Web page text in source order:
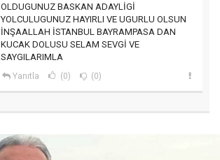
OLDUGUNUZ BASKAN ADAYLİGİ
YOLCULUGUNUZ HAYIRLI VE UGURLU OLSUN
İNŞAALLAH İSTANBUL BAYRAMPASA DAN
KUCAK DOLUSU SELAM SEVGİ VE
SAYGILARIMLA
Yanıtla (0) (0)